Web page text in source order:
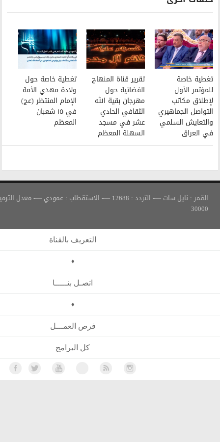
تقرير قناة المنهاج
الفضائية حول
مهرجان بقية الله
الثقافي الحادي
عشر في مسجد
السهلة المعظم
تغطية خاصة حول
ولادة مهدي الأمة
الإمام المنتظر (عج)
في ١٥ شعبان
المعظم
القمر : نايل سات —- التردد : 12688 —- الاستقطاب : عمودي —- معدل الترميز :